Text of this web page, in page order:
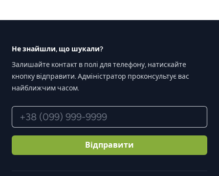
Не знайшли, що шукали?
Залишайте контакт в полі для телефону, натискайте
кнопку відправити. Адміністратор проконсультує вас
найближчим часом.
Телефон
Відправити